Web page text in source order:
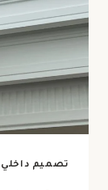
تصميم داخلي